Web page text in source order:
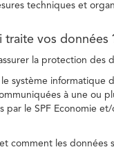
techniques et
vos données
la protection des
système
à une ou
le SPF Economie
comment les données